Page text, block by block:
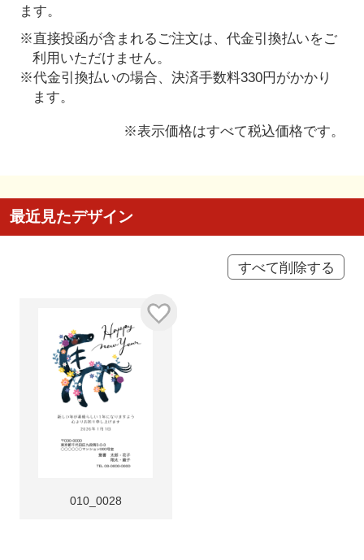
ます。
※直接投函が含まれるご注文は、代金引換払いをご
利用いただけません。
※代金引換払いの場合、決済手数料330円がかかり
ます。
※表示価格はすべて税込価格です。
最近見たデザイン
すべて削除する
010_0028